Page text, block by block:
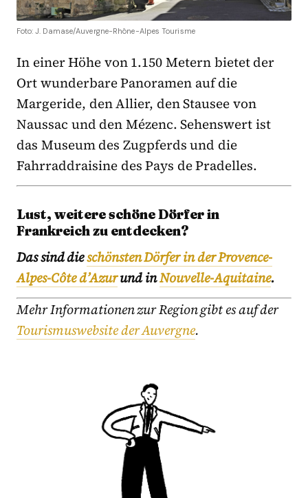
Foto: J. Damase/Auvergne-Rhône-Alpes Tourisme
In einer Höhe von 1.150 Metern bietet der
Ort wunderbare Panoramen auf die
Margeride, den Allier, den Stausee von
Naussac und den Mézenc. Sehenswert ist
das Museum des Zugpferds und die
Fahrraddraisine des Pays de Pradelles.
Lust, weitere schöne Dörfer in
Frankreich zu entdecken?
Das sind dieschönsten Dörfer in der Provence-
Alpes-Côte d’Azurund inNouvelle-Aquitaine.
Mehr Informationen zur Region gibt es auf der
Tourismuswebsite der Auvergne.